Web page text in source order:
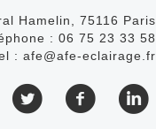
Hamelin, 75116 Paris
: 06 75 23 33 58
: afe@afe-eclairage.fr